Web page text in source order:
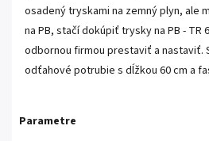
osadený tryskami na zemný plyn, ale
na PB, stačí dokúpiť trysky na PB - TR
odbornou firmou prestaviť a nastaviť.
odťahové potrubie s dĺžkou 60 cm a
Parametre